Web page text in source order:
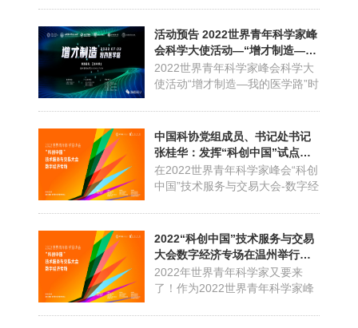
心揭牌成立，开启了青科会传播
事业提质发展的新征程，标志着
世界青年科学家峰会这场全球性
峰会的海内外影响力将进一步提
升。省科协二级巡视员戴力、新
华网浙江分公司总经理廖晓华...
活动预告 2022世界青年科学家峰
会科学大使活动—“增才制造—我
的医学路”
2022世界青年科学家峰会科学大
使活动“增才制造—我的医学路”时
16:00—17:30活动地点：温州医
科大学附属第一医院主题讲解“增
才制造—我的医学路”3D打印技术
在外科机器人时代的火花3D打印
的突出优势在于增材制造，以数
字数据为基础，...
中国科协党组成员、书记处书记
张桂华：发挥“科创中国”试点优
势，助力温州打造全国民营经济
科技创新示范区
在2022世界青年科学家峰会“科创
中国”技术服务与交易大会-数字经
书记处书记张桂华对温州表达了
殷切的希望，表示将全力支持温
州市数字经济高质量发展。张桂
华说，发展数字经济意义重大，
是把握新一轮科技革命和产业变
革新机遇的战略选择。今...
2022“科创中国”技术服务与交易
大会数字经济专场在温州举行，
全国首家“科创中国”园区科技服
务工作站落户温州
2022年世界青年科学家又要来
了！作为2022世界青年科学家峰
2022世界青年科学家峰会“科创中